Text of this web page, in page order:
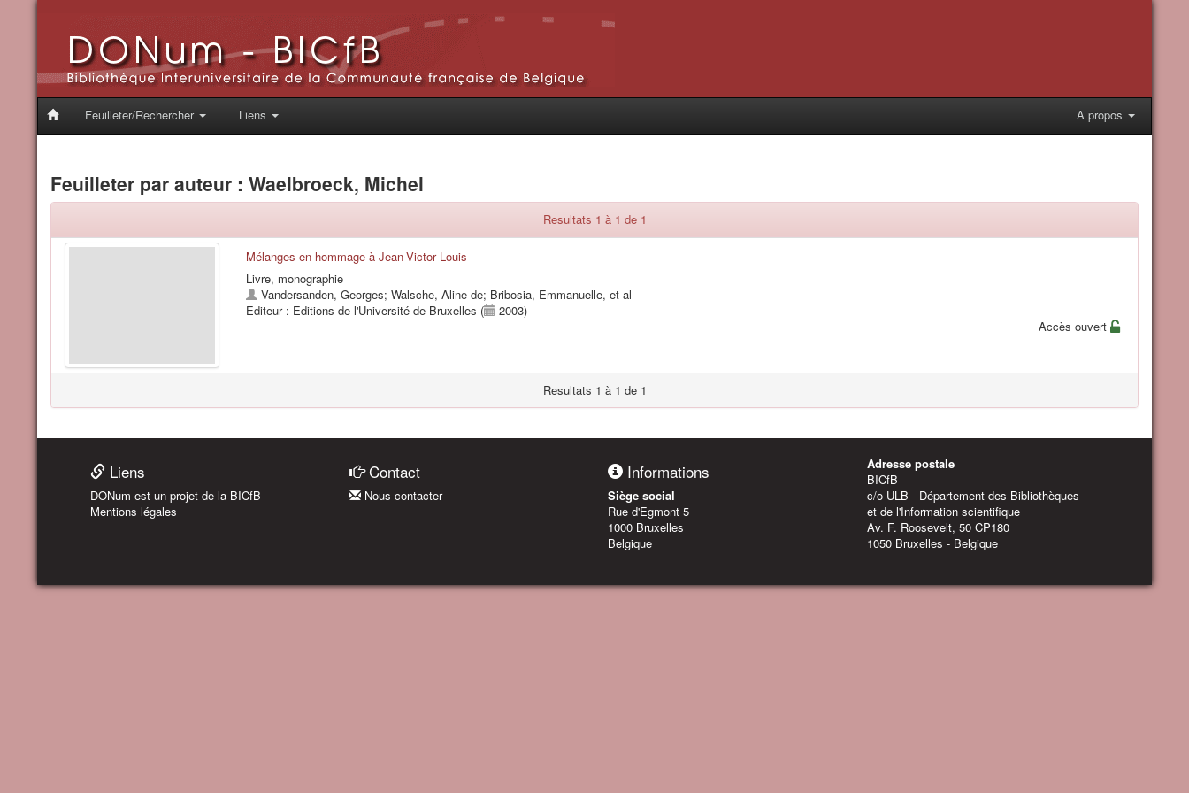
Feuilleter/Rechercher Liens A propos
Feuilleter par auteur : Waelbroeck, Michel
Resultats 1 à 1 de 1
Mélanges en hommage à Jean-Victor Louis
Livre, monographie
Vandersanden, Georges; Walsche, Aline de; Bribosia, Emmanuelle, et al
Editeur : Editions de l'Université de Bruxelles (
2003)
Accès ouvert
Resultats 1 à 1 de 1
Liens
DONum est un projet de la BICfB
Mentions légales
Contact
Nous contacter
Informations
Siège social
Rue d'Egmont 5
1000 Bruxelles
Belgique
Adresse postale
BICfB
c/o ULB - Département des Bibliothèques
et de l'Information scientifique
Av. F. Roosevelt, 50 CP180
1050 Bruxelles - Belgique